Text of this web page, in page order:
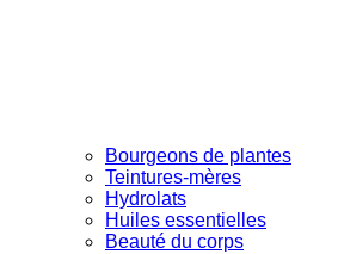
Bourgeons de plantes
Teintures-mères
Hydrolats
Huiles essentielles
Beauté du corps